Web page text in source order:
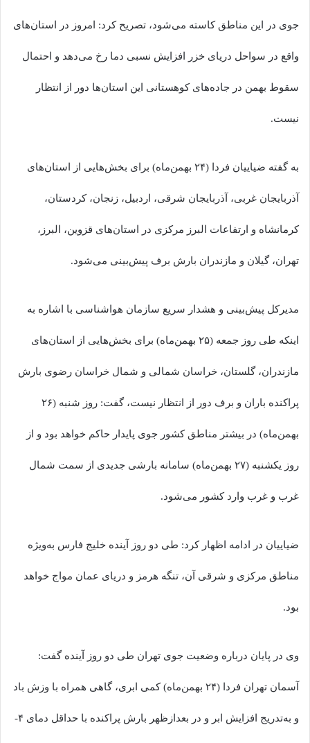
جوی در این مناطق کاسته می‌شود، تصریح کرد: امروز در استان‌های
واقع در سواحل دریای خزر افزایش نسبی دما رخ می‌دهد و احتمال
سقوط بهمن در جاده‌های کوهستانی این استان‌ها دور از انتظار
نیست.
به گفته ضیاییان فردا (۲۴ بهمن‌ماه) برای بخش‌هایی از استان‌های
آذربایجان غربی، آذربایجان شرقی، اردبیل، زنجان، کردستان،
کرمانشاه و ارتفاعات البرز مرکزی در استان‌های قزوین، البرز،
تهران، گیلان و مازندران بارش برف پیش‌بینی می‌شود.
مدیرکل پیش‌بینی و هشدار سریع سازمان هواشناسی با اشاره به
اینکه طی روز جمعه (۲۵ بهمن‌ماه) برای بخش‌هایی از استان‌های
مازندران، گلستان، خراسان شمالی و شمال خراسان رضوی بارش
پراکنده باران و برف دور از انتظار نیست، گفت: روز شنبه (۲۶
بهمن‌ماه) در بیشتر مناطق کشور جوی پایدار حاکم خواهد بود و از
روز یکشنبه (۲۷ بهمن‌ماه) سامانه بارشی جدیدی از سمت شمال
غرب و غرب وارد کشور می‌شود.
ضیاییان در ادامه اظهار کرد: طی دو روز آینده خلیج فارس به‌ویژه
مناطق مرکزی و شرقی آن، تنگه هرمز و دریای عمان مواج خواهد
بود.
وی در پایان درباره وضعیت جوی تهران طی دو روز آینده گفت:
آسمان تهران فردا (۲۴ بهمن‌ماه) کمی ابری، گاهی همراه با وزش باد
و به‌تدریج افزایش ابر و در بعدازظهر بارش پراکنده با حداقل دمای ۴-